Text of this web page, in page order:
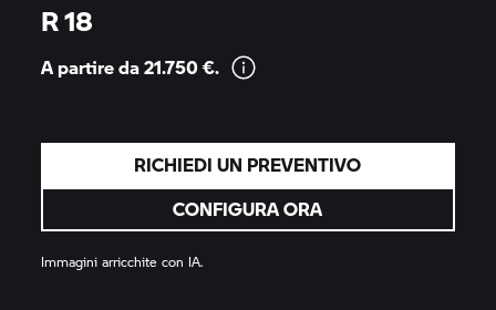
R 18
A partire da 21.750€.
RICHIEDI UN PREVENTIVO
CONFIGURA ORA
Immagini arricchite con IA.